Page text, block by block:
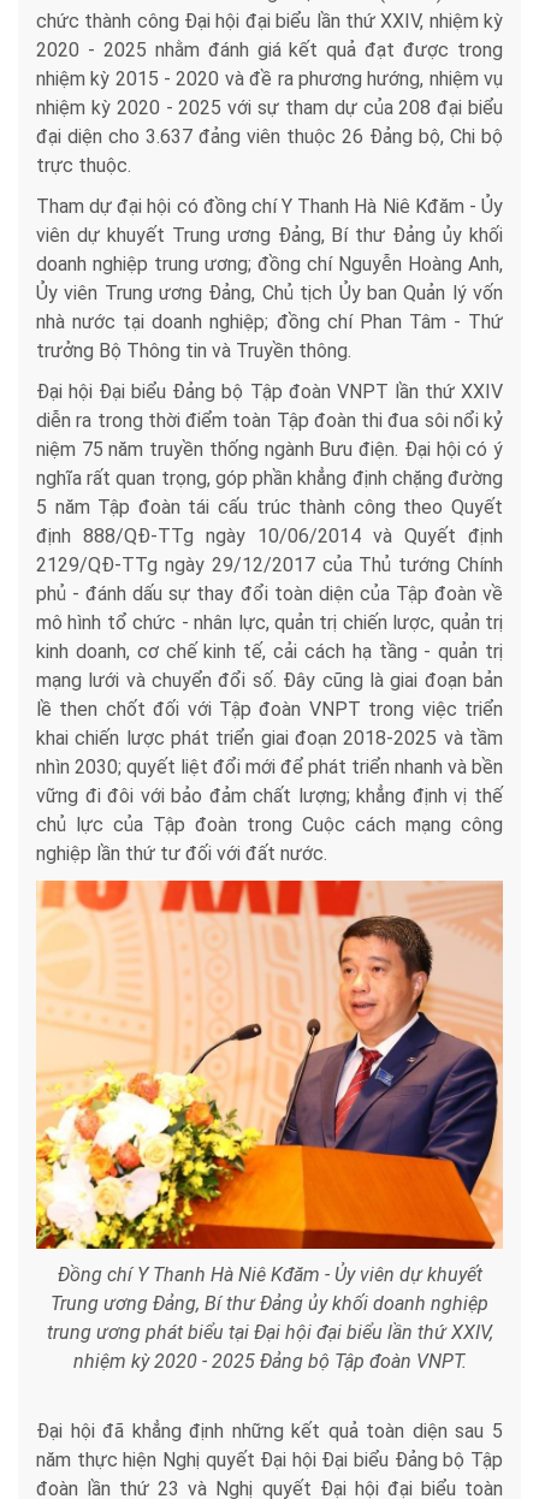
chức thành công Đại hội đại biểu lần thứ XXIV, nhiệm kỳ
2020 - 2025 nhằm đánh giá kết quả đạt được trong
nhiệm kỳ 2015 - 2020 và đề ra phương hướng, nhiệm vụ
nhiệm kỳ 2020 - 2025 với sự tham dự của 208 đại biểu
đại diện cho 3.637 đảng viên thuộc 26 Đảng bộ, Chi bộ
trực thuộc.
Tham dự đại hội có đồng chí Y Thanh Hà Niê Kđăm - Ủy
viên dự khuyết Trung ương Đảng, Bí thư Đảng ủy khối
doanh nghiệp trung ương; đồng chí Nguyễn Hoàng Anh,
Ủy viên Trung ương Đảng, Chủ tịch Ủy ban Quản lý vốn
nhà nước tại doanh nghiệp; đồng chí Phan Tâm - Thứ
trưởng Bộ Thông tin và Truyền thông.
Đại hội Đại biểu Đảng bộ Tập đoàn VNPT lần thứ XXIV
diễn ra trong thời điểm toàn Tập đoàn thi đua sôi nổi kỷ
niệm 75 năm truyền thống ngành Bưu điện. Đại hội có ý
nghĩa rất quan trọng, góp phần khẳng định chặng đường
5 năm Tập đoàn tái cấu trúc thành công theo Quyết
định 888/QĐ-TTg ngày 10/06/2014 và Quyết định
2129/QĐ-TTg ngày 29/12/2017 của Thủ tướng Chính
phủ - đánh dấu sự thay đổi toàn diện của Tập đoàn về
mô hình tổ chức - nhân lực, quản trị chiến lược, quản trị
kinh doanh, cơ chế kinh tế, cải cách hạ tầng - quản trị
mạng lưới và chuyển đổi số. Đây cũng là giai đoạn bản
lề then chốt đối với Tập đoàn VNPT trong việc triển
khai chiến lược phát triển giai đoạn 2018-2025 và tầm
nhìn 2030; quyết liệt đổi mới để phát triển nhanh và bền
vững đi đôi với bảo đảm chất lượng; khẳng định vị thế
chủ lực của Tập đoàn trong Cuộc cách mạng công
nghiệp lần thứ tư đối với đất nước.
Đồng chí Y Thanh Hà Niê Kđăm - Ủy viên dự khuyết
Trung ương Đảng, Bí thư Đảng ủy khối doanh nghiệp
trung ương phát biểu tại Đại hội đại biểu lần thứ XXIV,
nhiệm kỳ 2020 - 2025 Đảng bộ Tập đoàn VNPT.
Đại hội đã khẳng định những kết quả toàn diện sau 5
năm thực hiện Nghị quyết Đại hội Đại biểu Đảng bộ Tập
đoàn lần thứ 23 và Nghị quyết Đại hội đại biểu toàn